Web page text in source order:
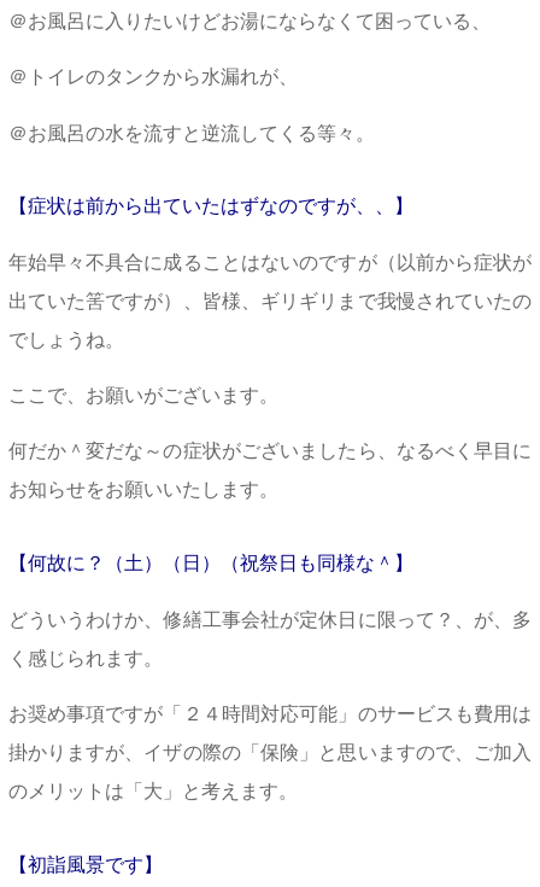
＠お風呂に入りたいけどお湯にならなくて困っている、
＠トイレのタンクから水漏れが、
＠お風呂の水を流すと逆流してくる等々。
【症状は前から出ていたはずなのですが、、】
年始早々不具合に成ることはないのですが（以前から症状が
出ていた筈ですが）、皆様、ギリギリまで我慢されていたの
でしょうね。
ここで、お願いがございます。
何だか＾変だな～の症状がございましたら、なるべく早目に
お知らせをお願いいたします。
【何故に？（土）（日）（祝祭日も同様な＾】
どういうわけか、修繕工事会社が定休日に限って？、が、多
く感じられます。
お奨め事項ですが「２４時間対応可能」のサービスも費用は
掛かりますが、イザの際の「保険」と思いますので、ご加入
のメリットは「大」と考えます。
【初詣風景です】